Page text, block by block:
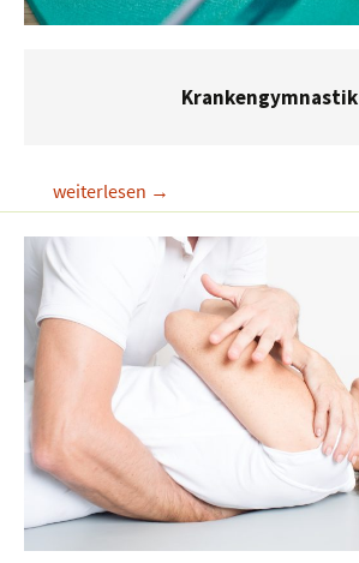
Krankengymnastik
Krankengymnastik
weiterlesen →